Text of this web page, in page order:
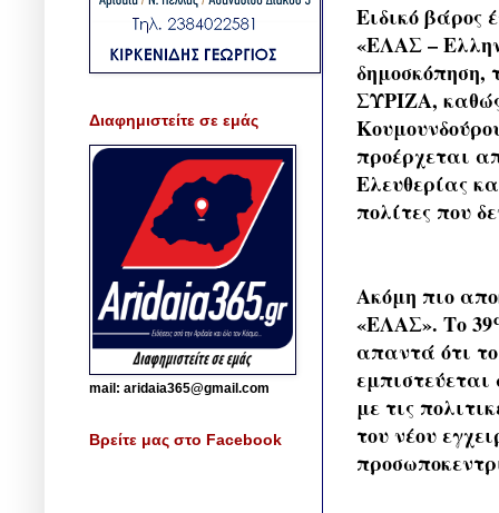
Ειδικό βάρος
«ΕΛΑΣ –
δημοσκόπηση,
ΣΥΡΙΖΑ,
προέρχεται
Ελευθερίας
πολίτες που
Ακόμη πιο
«ΕΛΑΣ». Το
απαντά ότι το
με τις
του νέου
Διαφημιστείτε σε εμάς
mail: aridaia365@gmail.com
Βρείτε μας στο Facebook